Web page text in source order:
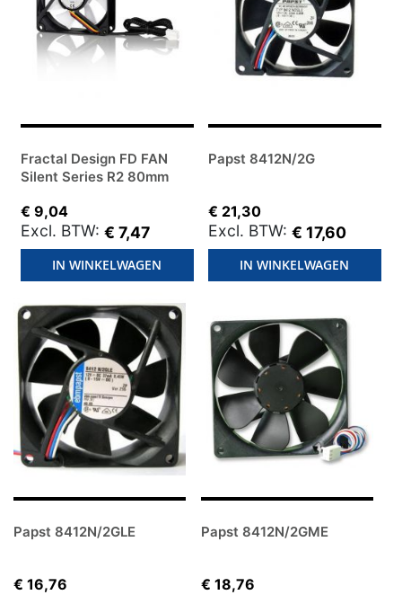
Fractal Design FD FAN
Silent Series R2 80mm
€ 9,04
€ 7,47
IN WINKELWAGEN
Papst 8412N/2G
€ 21,30
€ 17,60
IN WINKELWAGEN
Papst 8412N/2GLE
€ 16,76
Papst 8412N/2GME
€ 18,76